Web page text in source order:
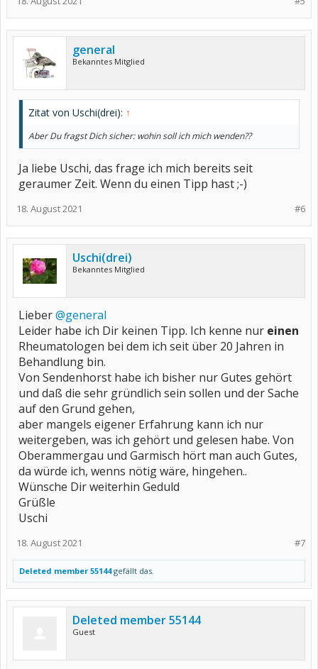
general
Bekanntes Mitglied
Zitat von Uschi(drei): ↑
Aber Du fragst Dich sicher: wohin soll ich mich wenden??
Ja liebe Uschi, das frage ich mich bereits seit
geraumer Zeit. Wenn du einen Tipp hast ;-)
#6
18. August 2021
Uschi(drei)
Bekanntes Mitglied
Lieber@general
Leider habe ich Dir keinen Tipp. Ich kenne nur einen
Rheumatologen bei dem ich seit über 20 Jahren in
Behandlung bin.
Von Sendenhorst habe ich bisher nur Gutes gehört
und daß die sehr gründlich sein sollen und der Sache
auf den Grund gehen,
aber mangels eigener Erfahrung kann ich nur
weitergeben, was ich gehört und gelesen habe. Von
Oberammergau und Garmisch hört man auch Gutes,
da würde ich, wenns nötig wäre, hingehen..
Wünsche Dir weiterhin Geduld
Grüßle
Uschi
#7
18. August 2021
Deleted member 55144gefällt das.
Deleted member 55144
Guest